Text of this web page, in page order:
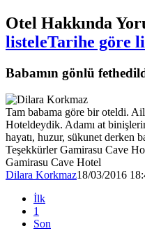
Otel Hakkında
listeleTarihe göre
Babamın gönlü
Tam babama göre bir oteldi.
Hoteldeydik. Adamı at
hayatı, huzur, sükunet derken
Teşekkürler Gamirasu Cave
Gamirasu Cave Hotel
Dilara Korkmaz18/03/2016
İlk
1
Son